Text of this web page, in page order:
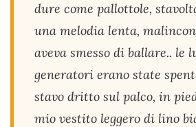
dure come pallottole,
una melodia lenta,
aveva smesso di ballare.. le
generatori erano state
stavo dritto sul palco, in
mio vestito leggero di lino